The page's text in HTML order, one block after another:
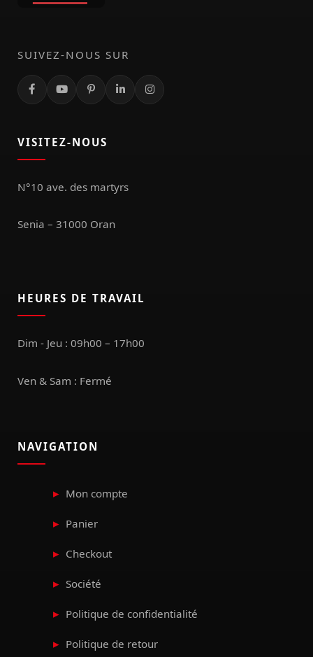
SUIVEZ-NOUS SUR
VISITEZ-NOUS
N°10 ave. des martyrs
Senia – 31000 Oran
HEURES DE TRAVAIL
Dim - Jeu : 09h00 – 17h00
Ven & Sam : Fermé
NAVIGATION
Mon compte
Panier
Checkout
Société
Politique de confidentialité
Politique de retour